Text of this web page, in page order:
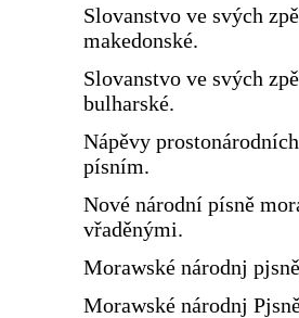
Slovanstvo ve svých
makedonské.
Slovanstvo ve svých
bulharské.
Nápěvy
písním.
Nové národní písně
vřaděnými.
Morawské národnj pjsně
Morawské národnj